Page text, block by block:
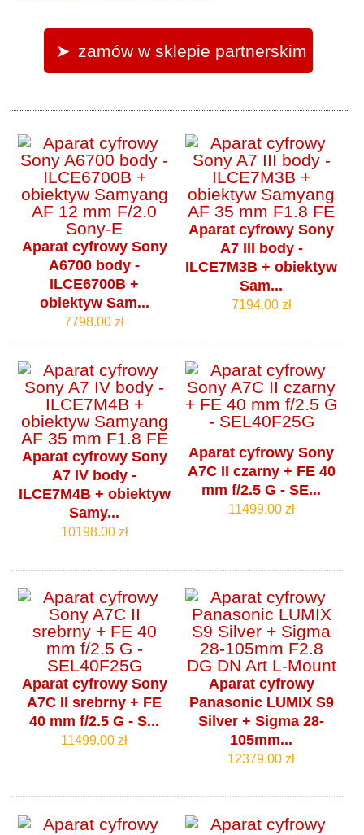
zamów w sklepie partnerskim
Aparat cyfrowy Sony
A6700 body -
ILCE6700B +
obiektyw Sam...
7798.00 zł
Aparat cyfrowy Sony
A7 III body -
ILCE7M3B + obiektyw
Sam...
7194.00 zł
Aparat cyfrowy Sony
A7 IV body -
ILCE7M4B + obiektyw
Samy...
10198.00 zł
Aparat cyfrowy Sony
A7C II czarny + FE 40
mm f/2.5 G - SE...
11499.00 zł
Aparat cyfrowy Sony
A7C II srebrny + FE
40 mm f/2.5 G - S...
11499.00 zł
Aparat cyfrowy
Panasonic LUMIX S9
Silver + Sigma 28-
105mm...
12379.00 zł